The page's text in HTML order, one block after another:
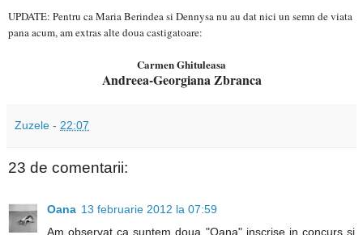
UPDATE: Pentru ca Maria Berindea si Dennysa nu au dat nici un semn de viata
pana acum, am extras alte doua castigatoare:
Carmen Ghituleasa
Andreea-Georgiana Zbranca
Zuzele - 22:07
23 de comentarii:
Oana 13 februarie 2012 la 07:59
Am observat ca suntem doua "Oana" inscrise in concurs si